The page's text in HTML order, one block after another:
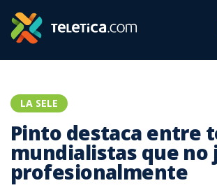
LA SELE
Pinto destaca entre
mundialistas que no
profesionalmente